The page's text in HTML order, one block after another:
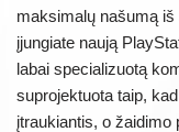
maksimalų našumą
įjungiate naują
labai specializuotą
suprojektuota taip,
įtraukiantis, o žaidimo